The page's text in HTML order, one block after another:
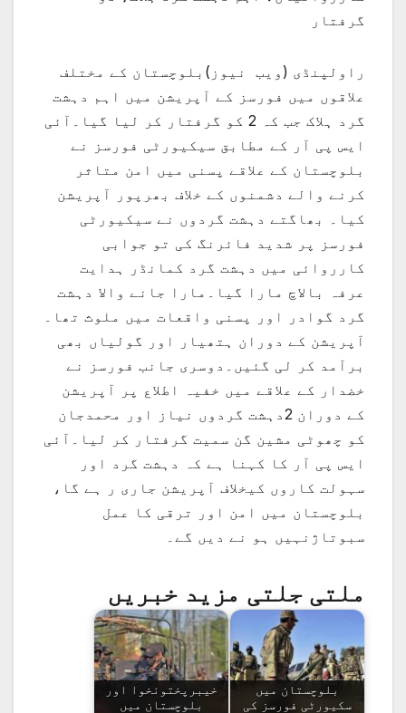
گرفتار
راولپنڈی (ویب نیوز)بلوچستان کے مختلف
علاقوں میں فورسز کے آپریشن میں اہم دہشت
گرد ہلاک جب کہ 2 کو گرفتار کر لیا گیا۔آئی
ایس پی آر کے مطابق سیکیورٹی فورسز نے
بلوچستان کے علاقے پسنی میں امن متاثر
کرنے والے دشمنوں کے خلاف بھرپور آپریشن
کیا۔ بھاگتے دہشت گردوں نے سیکیورٹی
فورسز پر شدید فائرنگ کی تو جوابی
کارروائی میں دہشت گرد کمانڈر ہدایت
عرفہ بالاچ مارا گیا۔مارا جانے والا دہشت
گرد گوادر اور پسنی واقعات میں ملوث تھا۔
آپریشن کے دوران ہتھیار اور گولیاں بھی
برآمد کر لی گئیں۔دوسری جانب فورسز نے
خضدار کے علاقے میں خفیہ اطلاع پر آپریشن
کے دوران 2دہشت گردوں نیاز اور محمدجان
کو چھوٹی مشین گن سمیت گرفتار کر لیا۔آئی
ایس پی آر کا کہنا ہے کہ دہشت گرد اور
سہولت کاروں کیخلاف آپریشن جاری ر ہے گا،
بلوچستان میں امن اور ترقی کا عمل
سبوتاژنہیں ہو نے دیں گے۔
ملتی جلتی مزید خبریں
بلوچستان میں
سکیورٹی فورسز کی
خیبرپختونخوا اور
بلوچستان میں